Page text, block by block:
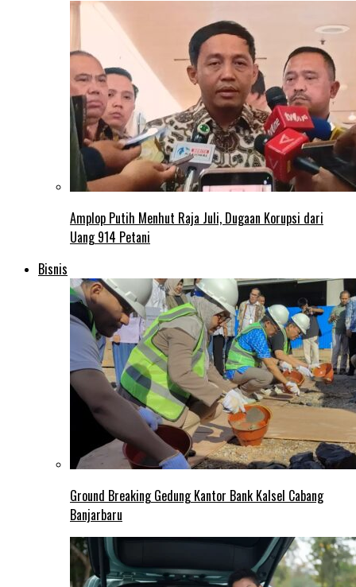
Amplop Putih Menhut Raja Juli, Dugaan Korupsi dari
Uang 914 Petani
Bisnis
Ground Breaking Gedung Kantor Bank Kalsel Cabang
Banjarbaru